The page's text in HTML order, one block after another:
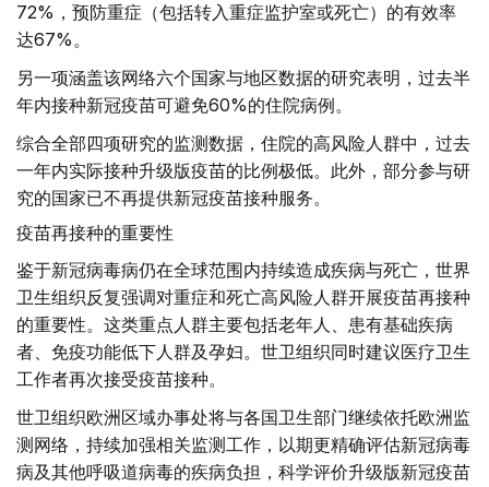
72%，预防重症（包括转入重症监护室或死亡）的有效率
达67%。
另一项涵盖该网络六个国家与地区数据的研究表明，过去半
年内接种新冠疫苗可避免60%的住院病例。
综合全部四项研究的监测数据，住院的高风险人群中，过去
一年内实际接种升级版疫苗的比例极低。此外，部分参与研
究的国家已不再提供新冠疫苗接种服务。
疫苗再接种的重要性
鉴于新冠病毒病仍在全球范围内持续造成疾病与死亡，世界
卫生组织反复强调对重症和死亡高风险人群开展疫苗再接种
的重要性。这类重点人群主要包括老年人、患有基础疾病
者、免疫功能低下人群及孕妇。世卫组织同时建议医疗卫生
工作者再次接受疫苗接种。
世卫组织欧洲区域办事处将与各国卫生部门继续依托欧洲监
测网络，持续加强相关监测工作，以期更精确评估新冠病毒
病及其他呼吸道病毒的疾病负担，科学评价升级版新冠疫苗